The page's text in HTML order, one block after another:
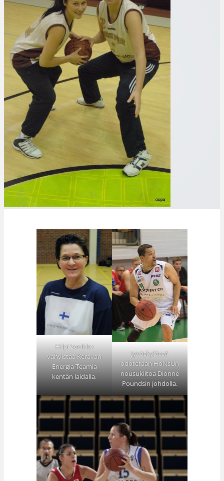
Hilpi Savikko
vahvistaa Keravan
Energia Teamia
kentän laidalla.
Jyväskylässä
odotetaan HoNsUn
nousukiitoa Dionne
Poundsin johdolla.